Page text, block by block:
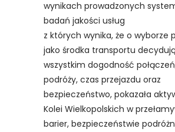
wynikach prowadzonych
badań jakości usług
z których wynika, że o wyborze
jako środka transportu
wszystkim dogodność
podróży, czas przejazdu oraz
bezpieczeństwo, pokazała
Kolei Wielkopolskich w
barier, bezpieczeństwie